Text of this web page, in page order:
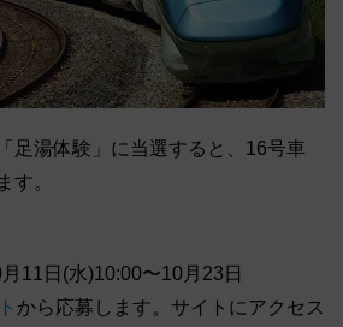
足湯体験」に当選すると、16号車
す。
11日(水)10:00〜10月23日
から応募します。サイトにアクセス